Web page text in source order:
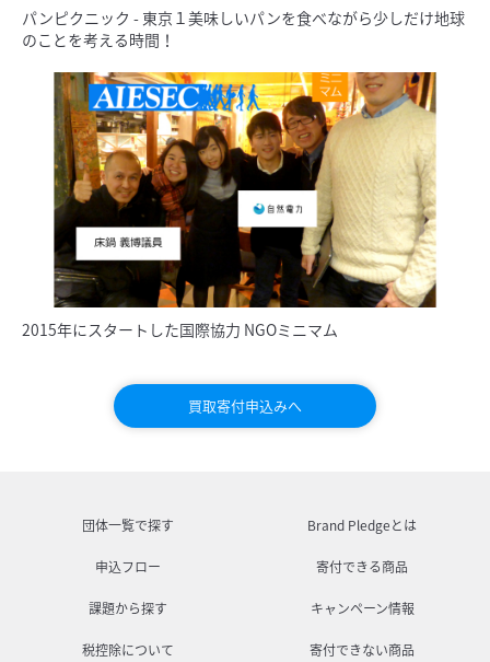
パンピクニック - 東京１美味しいパンを食べながら少しだけ地球
のことを考える時間！
2015年にスタートした国際協力 NGOミニマム
買取寄付申込みへ
団体一覧で探す Brand Pledgeとは
申込フロー 寄付できる商品
課題から探す キャンペーン情報
税控除について 寄付できない商品